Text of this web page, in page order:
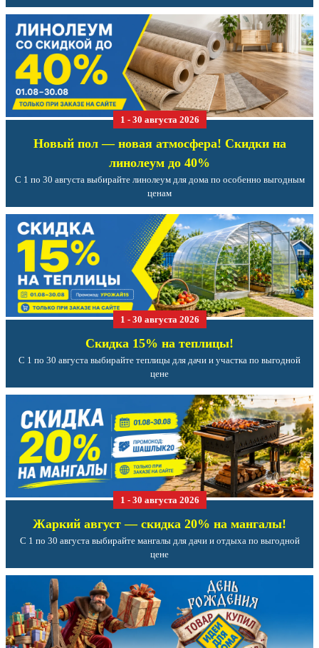
1 - 30 августа 2026
Новый пол — новая атмосфера! Скидки на
линолеум до 40%
С 1 по 30 августа выбирайте линолеум для дома по особенно выгодным
ценам
1 - 30 августа 2026
Скидка 15% на теплицы!
С 1 по 30 августа выбирайте теплицы для дачи и участка по выгодной
цене
1 - 30 августа 2026
Жаркий август — скидка 20% на мангалы!
С 1 по 30 августа выбирайте мангалы для дачи и отдыха по выгодной
цене